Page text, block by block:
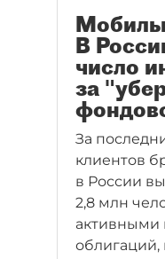
В
число
за
За
клиентов
в России
2,8 млн
активными